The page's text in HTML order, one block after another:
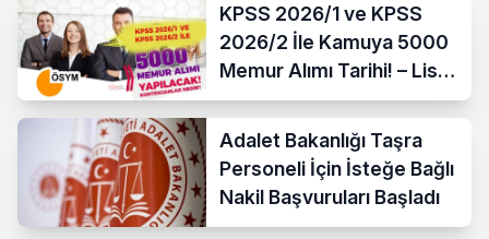
KPSS 2026/1 ve KPSS
2026/2 İle Kamuya 5000
Memur Alımı Tarihi! – Lise,
Ön Lisans ve Lisans
Adalet Bakanlığı Taşra
Personeli İçin İsteğe Bağlı
Nakil Başvuruları Başladı